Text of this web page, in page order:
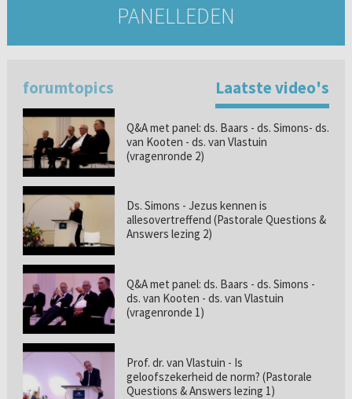
PANELLEDEN
forumtopics Laatste video's
Q&A met panel: ds. Baars - ds. Simons- ds.
van Kooten - ds. van Vlastuin
(vragenronde 2)
Ds. Simons - Jezus kennen is
allesovertreffend (Pastorale Questions &
Answers lezing 2)
Q&A met panel: ds. Baars - ds. Simons -
ds. van Kooten - ds. van Vlastuin
(vragenronde 1)
Prof. dr. van Vlastuin - Is
geloofszekerheid de norm? (Pastorale
Questions & Answers lezing 1)